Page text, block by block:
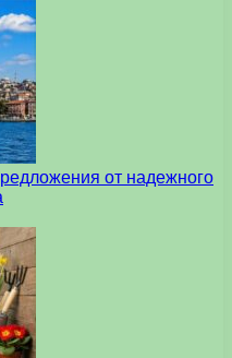
от надежного